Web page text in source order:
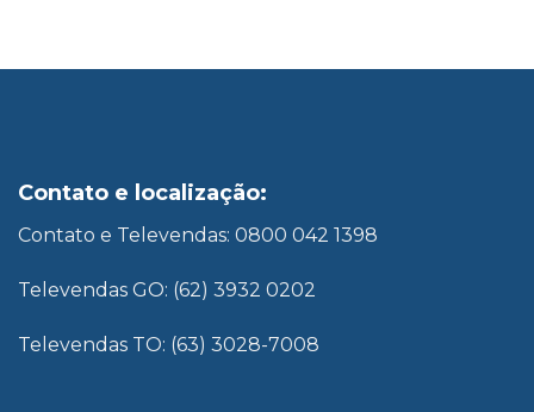
Contato e localização:
Contato e Televendas: 0800 042 1398
Televendas GO: (62) 3932 0202
Televendas TO: (63) 3028-7008